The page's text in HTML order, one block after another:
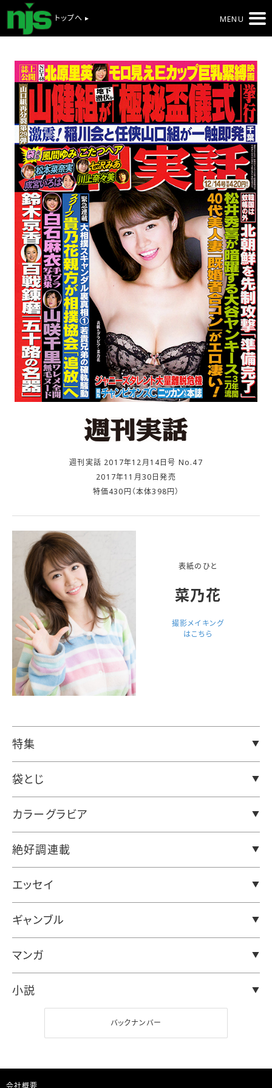
トップへ ▸ MENU
週刊実話 2017年12月14日号 No.47
2017年11月30日発売
特価430円（本体398円）
表紙のひと
菜乃花
撮影メイキング
はこちら
特集
袋とじ
カラーグラビア
絶好調連載
エッセイ
ギャンブル
マンガ
小説
バックナンバー
会社概要